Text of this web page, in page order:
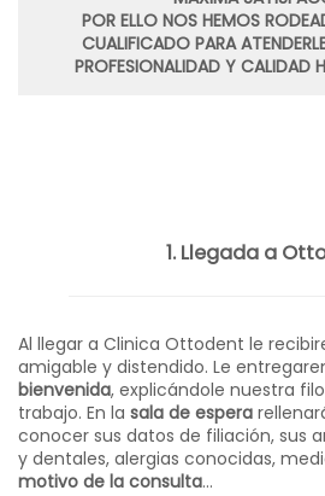
POR ELLO NOS HEMOS
CUALIFICADO PARA
PROFESIONALIDAD Y CALIDAD
1. Llegada a
Al llegar a Clinica Ottodent le
amigable y distendido. Le
bienvenida, explicándole nuestra
trabajo. En la sala de espera
conocer sus datos de filiación, sus
y dentales, alergias conocidas,
motivo de la consulta...